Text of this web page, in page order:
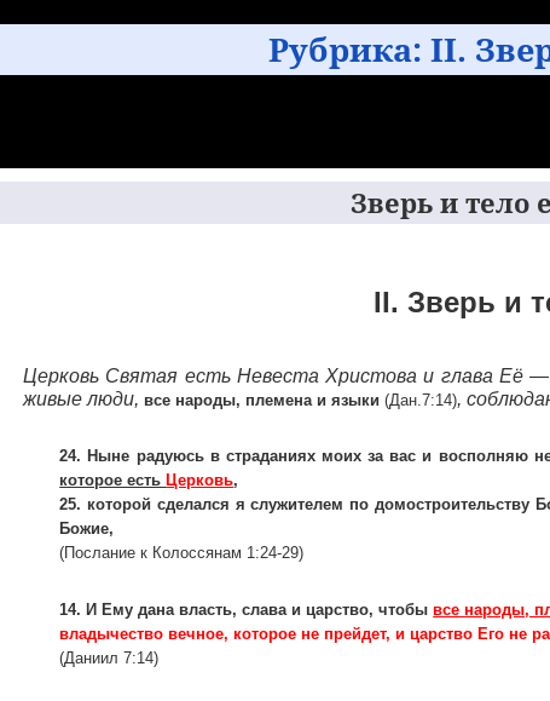
Рубрика: II.
Зверь и тело
II. Зверь и
Церковь Святая есть Невеста Христова и глава Её
живые люди, все народы, племена и языки(Дан.7:14),
24. Ныне радуюсь в страданиях моих за вас и восполняю
которое есть Церковь,
25. которой сделался я служителем по
Божие,
(Послание к Колоссянам 1:24-29)
14. И Ему дана власть, слава и царство, чтобывсе народы,
владычество вечное, которое не прейдет, и царство Его не
(Даниил 7:14)